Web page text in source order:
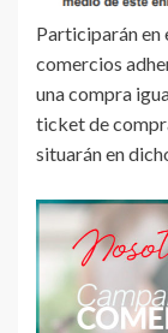
Participarán en
comercios
una compra
ticket de
situarán en